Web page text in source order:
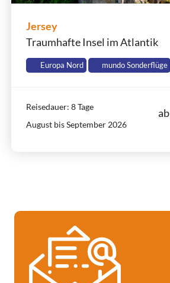
Jersey
Traumhafte Insel im Atlantik
Europa Nord mundo Sonderflüge
Reisedauer: 8 Tage
August bis September 2026
ab